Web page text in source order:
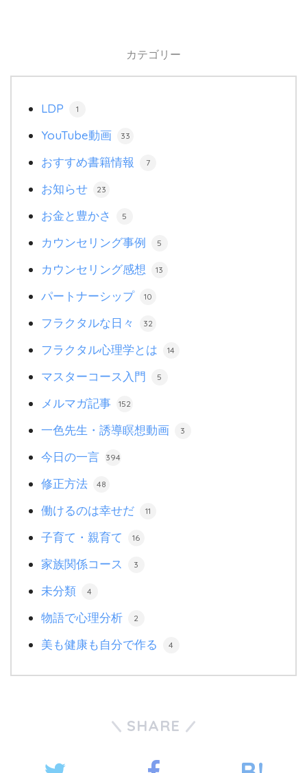
カテゴリー
LDP 1
YouTube動画 33
おすすめ書籍情報 7
お知らせ 23
お金と豊かさ 5
カウンセリング事例 5
カウンセリング感想 13
パートナーシップ 10
フラクタルな日々 32
フラクタル心理学とは 14
マスターコース入門 5
メルマガ記事 152
一色先生・誘導瞑想動画 3
今日の一言 394
修正方法 48
働けるのは幸せだ 11
子育て・親育て 16
家族関係コース 3
未分類 4
物語で心理分析 2
美も健康も自分で作る 4
SHARE